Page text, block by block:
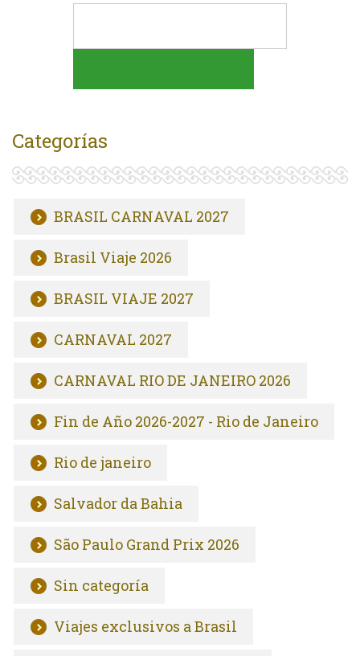
Categorías
BRASIL CARNAVAL 2027
Brasil Viaje 2026
BRASIL VIAJE 2027
CARNAVAL 2027
CARNAVAL RIO DE JANEIRO 2026
Fin de Año 2026-2027 - Rio de Janeiro
Rio de janeiro
Salvador da Bahia
São Paulo Grand Prix 2026
Sin categoría
Viajes exclusivos a Brasil